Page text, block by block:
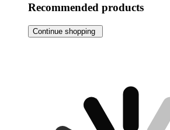
Recommended products
Continue shopping